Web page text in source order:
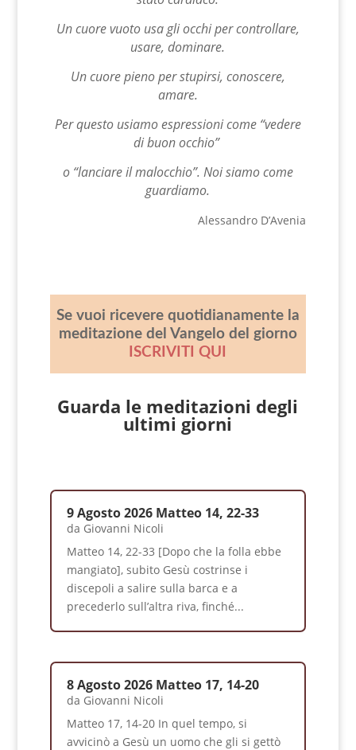
Un cuore vuoto usa gli occhi per controllare,
usare, dominare.
Un cuore pieno per stupirsi, conoscere,
amare.
Per questo usiamo espressioni come “vedere
di buon occhio”
o “lanciare il malocchio”. Noi siamo come
guardiamo.
Alessandro D’Avenia
Se vuoi ricevere quotidianamente la
meditazione del Vangelo del giorno
ISCRIVITI QUI
Guarda le meditazioni degli
ultimi giorni
9 Agosto 2026 Matteo 14, 22-33
da Giovanni Nicoli
Matteo 14, 22-33 [Dopo che la folla ebbe
mangiato], subito Gesù costrinse i
discepoli a salire sulla barca e a
precederlo sull’altra riva, finché...
8 Agosto 2026 Matteo 17, 14-20
da Giovanni Nicoli
Matteo 17, 14-20 In quel tempo, si
avvicinò a Gesù un uomo che gli si gettò